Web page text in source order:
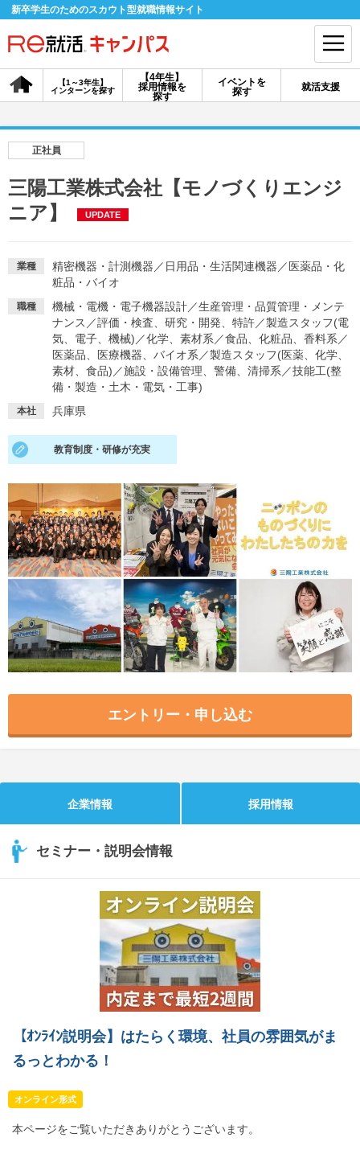
新卒学生のためのスカウト型就職情報サイト
【4年生】
採用情報を
探す
【1～3年生】
インターンを探す
イベントを
探す
就活支援
会員登録 ログイン
就活ノウハウ・サポート
就活支援
就活ノウハウが満載！
適職診断
就活ニュースペーパー
就活時事ニュースを更新
よくある質問
不明点があればこちら
正社員
三陽工業株式会社【モノづくりエンジ
ニア】
UPDATE
業種 精密機器・計測機器 ／ 日用品・生活関連機器 ／ 医薬品・化
粧品・バイオ
職種 機械・電機・電子機器設計／生産管理・品質管理・メンテ
ナンス ／評価・検査、研究・開発、特許／製造スタッフ(電
気、電子、機械) ／化学、素材系 ／食品、化粧品、香料系 ／
医薬品、医療機器、バイオ系 ／製造スタッフ(医薬、化学、
素材、食品) ／施設・設備管理、警備、清掃系 ／技能工(整
備・製造・土木・電気・工事)
本社 兵庫県
教育制度・研修が充実
エントリー・申し込む
企業情報 採用情報
セミナー・説明会情報
【ｵﾝﾗｲﾝ説明会】はたらく環境、社員の雰囲気がま
るっとわかる！
オンライン形式
本ページをご覧いただきありがとうございます。